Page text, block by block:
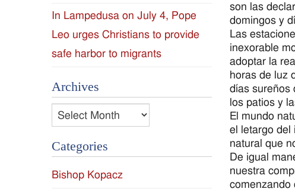
son las
domingos y
Las
inexorable
adoptar la
horas de luz
días sureños
los patios y
El mundo
el letargo del
natural que
De igual
nuestra
comenzando
In Lampedusa on July 4, Pope
Leo urges Christians to provide
safe harbor to migrants
Archives
Archives
Categories
Bishop Kopacz